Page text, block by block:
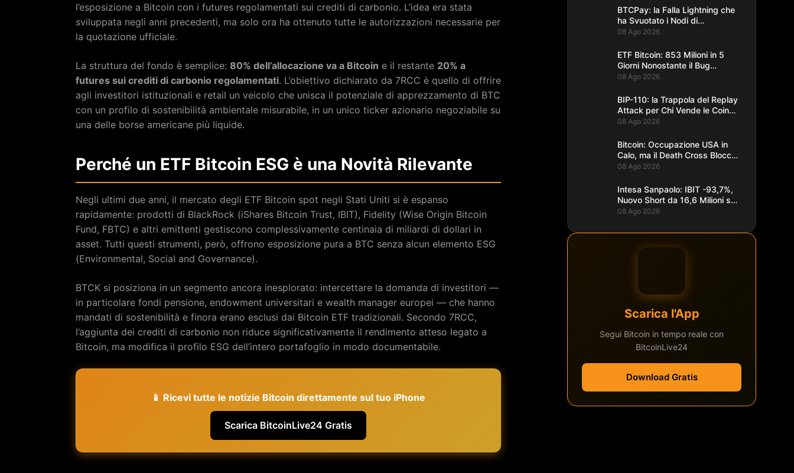
l’esposizione a Bitcoin con i futures regolamentati sui crediti di carbonio. L’idea era stata
sviluppata negli anni precedenti, ma solo ora ha ottenuto tutte le autorizzazioni necessarie per
la quotazione ufficiale.
La struttura del fondo è semplice: 80% dell’allocazione va a Bitcoin e il restante 20% a
futures sui crediti di carbonio regolamentati. L’obiettivo dichiarato da 7RCC è quello di offrire
agli investitori istituzionali e retail un veicolo che unisca il potenziale di apprezzamento di BTC
con un profilo di sostenibilità ambientale misurabile, in un unico ticker azionario negoziabile su
una delle borse americane più liquide.
Perché un ETF Bitcoin ESG è una Novità Rilevante
Negli ultimi due anni, il mercato degli ETF Bitcoin spot negli Stati Uniti si è espanso
rapidamente: prodotti di BlackRock (iShares Bitcoin Trust, IBIT), Fidelity (Wise Origin Bitcoin
Fund, FBTC) e altri emittenti gestiscono complessivamente centinaia di miliardi di dollari in
asset. Tutti questi strumenti, però, offrono esposizione pura a BTC senza alcun elemento ESG
(Environmental, Social and Governance).
BTCK si posiziona in un segmento ancora inesplorato: intercettare la domanda di investitori —
in particolare fondi pensione, endowment universitari e wealth manager europei — che hanno
mandati di sostenibilità e finora erano esclusi dai Bitcoin ETF tradizionali. Secondo 7RCC,
l’aggiunta dei crediti di carbonio non riduce significativamente il rendimento atteso legato a
Bitcoin, ma modifica il profilo ESG dell’intero portafoglio in modo documentabile.
📱 Ricevi tutte le notizie Bitcoin direttamente sul tuo iPhone
Scarica BitcoinLive24 Gratis
BTCPay: la Falla Lightning che
ha Svuotato i Nodi di
Foundation
08 Ago 2026
ETF Bitcoin: 853 Milioni in 5
Giorni Nonostante il Bug
Coldcard
08 Ago 2026
BIP-110: la Trappola del Replay
Attack per Chi Vende le Coin
del Fork
08 Ago 2026
Bitcoin: Occupazione USA in
Calo, ma il Death Cross Blocca
il Rally
08 Ago 2026
Intesa Sanpaolo: IBIT -93,7%,
Nuovo Short da 16,6 Milioni su
Bitcoin
08 Ago 2026
Scarica l'App
Segui Bitcoin in tempo reale con
BitcoinLive24
Download Gratis